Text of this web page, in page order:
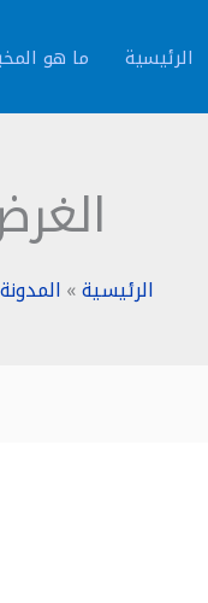
الرئيسية ما هو
الرئيسية المدونة